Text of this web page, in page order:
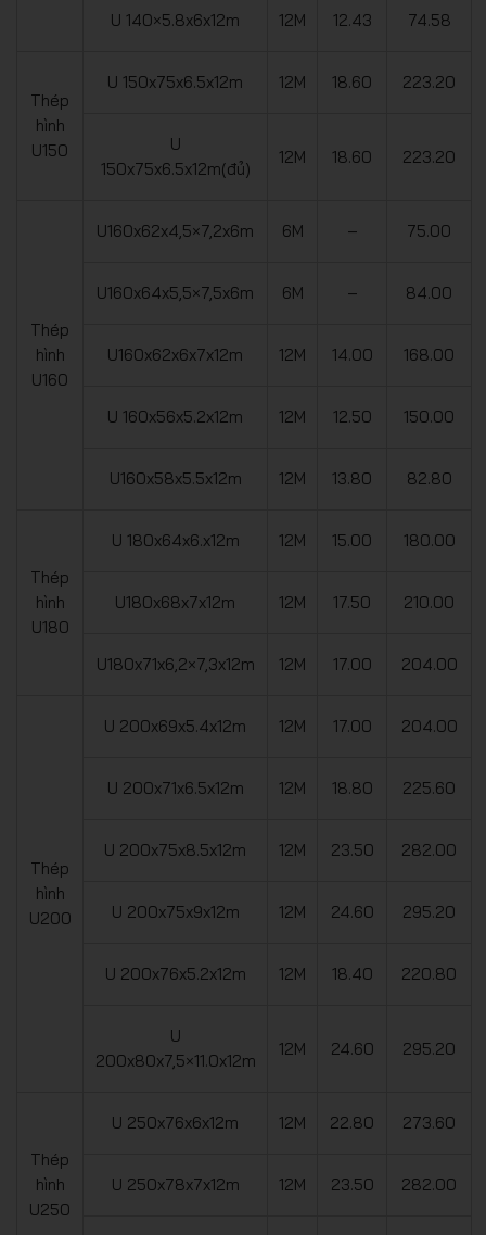
U 140×5.8x6x12m 12M 12.43 74.58
Thép
hình
U150
U 150x75x6.5x12m 12M 18.60 223.20
U
150x75x6.5x12m(đủ)
12M 18.60 223.20
Thép
hình
U160
U160x62x4,5×7,2x6m 6M – 75.00
U160x64x5,5×7,5x6m 6M – 84.00
U160x62x6x7x12m 12M 14.00 168.00
U 160x56x5.2x12m 12M 12.50 150.00
U160x58x5.5x12m 12M 13.80 82.80
Thép
hình
U180
U 180x64x6.x12m 12M 15.00 180.00
U180x68x7x12m 12M 17.50 210.00
U180x71x6,2×7,3x12m 12M 17.00 204.00
Thép
hình
U200
U 200x69x5.4x12m 12M 17.00 204.00
U 200x71x6.5x12m 12M 18.80 225.60
U 200x75x8.5x12m 12M 23.50 282.00
U 200x75x9x12m 12M 24.60 295.20
U 200x76x5.2x12m 12M 18.40 220.80
U
200x80x7,5×11.0x12m
12M 24.60 295.20
Thép
hình
U250
U 250x76x6x12m 12M 22.80 273.60
U 250x78x7x12m 12M 23.50 282.00